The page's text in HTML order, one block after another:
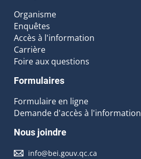
Organisme
Enquêtes
Accès à l'information
Carrière
Foire aux questions
Formulaires
Formulaire en ligne
Demande d'accès à l'information
Nous joindre
info@bei.gouv.qc.ca